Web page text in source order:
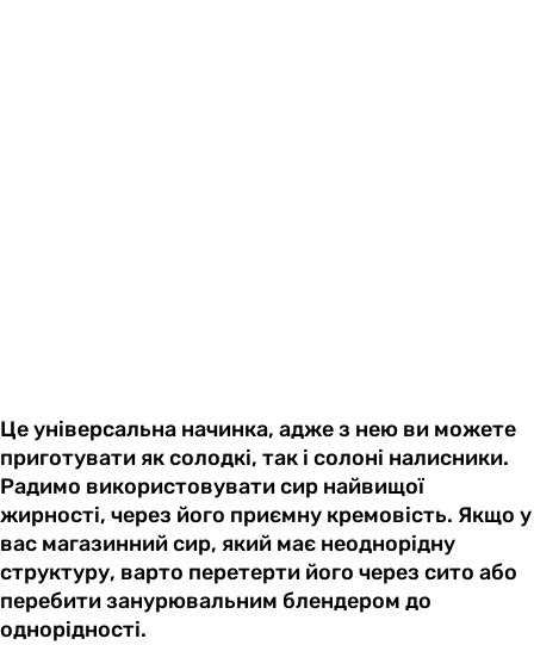
Це універсальна начинка, адже з нею ви можете
приготувати як солодкі, так і солоні налисники.
Радимо використовувати сир найвищої
жирності, через його приємну кремовість. Якщо у
вас магазинний сир, який має неоднорідну
структуру, варто перетерти його через сито або
перебити занурювальним блендером до
однорідності.